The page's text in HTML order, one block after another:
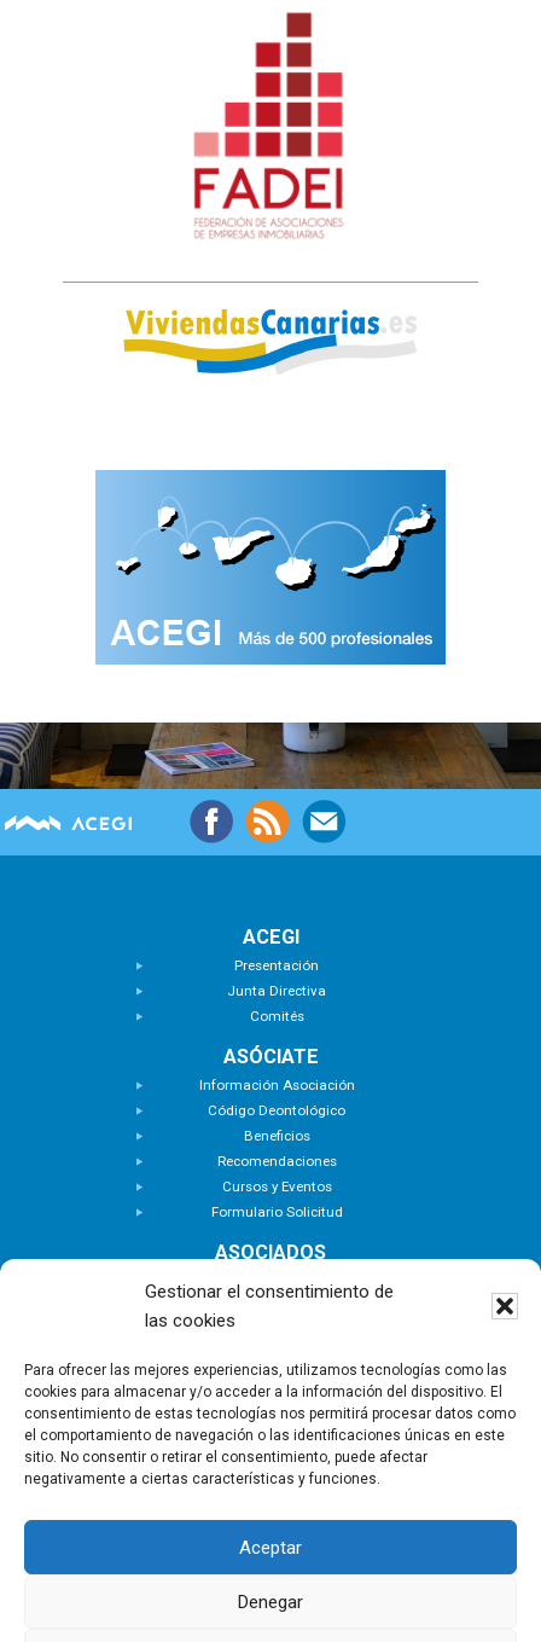
Gestionar el consentimiento de
las cookies
Para ofrecer las mejores experiencias, utilizamos tecnologías como las
cookies para almacenar y/o acceder a la información del dispositivo. El
consentimiento de estas tecnologías nos permitirá procesar datos como
el comportamiento de navegación o las identificaciones únicas en este
sitio. No consentir o retirar el consentimiento, puede afectar
negativamente a ciertas características y funciones.
Aceptar
Denegar
ACEGI
Presentación
Junta Directiva
Comités
ASÓCIATE
Información Asociación
Código Deontológico
Beneficios
Recomendaciones
Cursos y Eventos
Formulario Solicitud
ASOCIADOS
Buscar Asociados
Zona Privada
ACTUALIDAD
Notas de Prensa
Noticias
Nuevas Incorporaciones
CONTACTO
Copyright © - Asociación Canaria de Empresas de
Política de privacidad
Política de Cookies